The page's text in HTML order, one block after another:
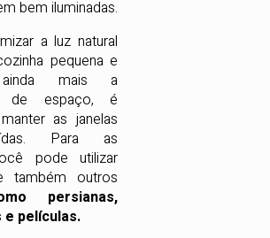
bem iluminadas.
a luz natural
pequena e
ainda mais a
de espaço, é
as janelas
Para as
pode utilizar
também outros
persianas,
películas.